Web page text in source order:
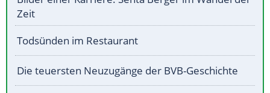
Zeit
Todsünden im Restaurant
Die teuersten Neuzugänge der BVB-Geschichte